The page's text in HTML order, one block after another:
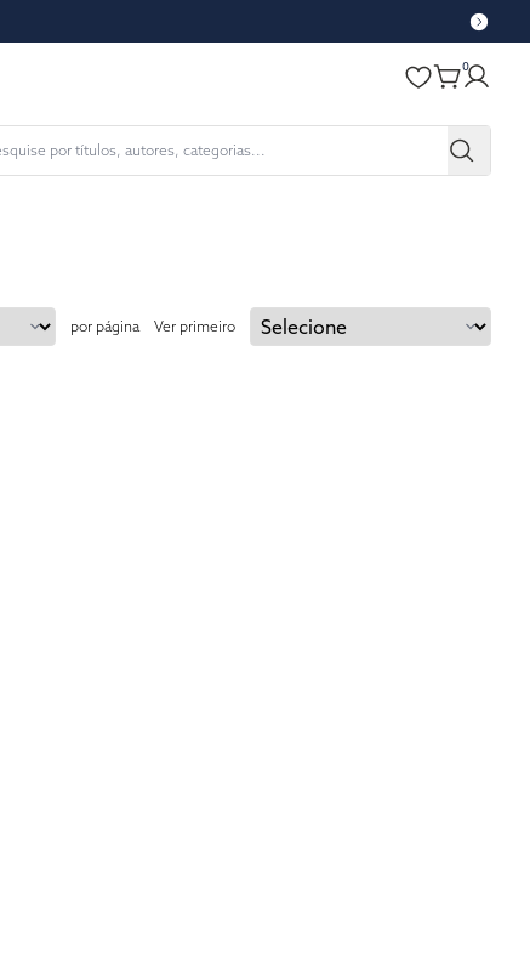
0
por página Ver primeiro